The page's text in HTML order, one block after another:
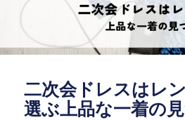
二次会ドレスはレ
選ぶ上品な一着の